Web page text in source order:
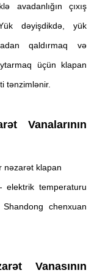
avadanlığın çıxış
dəyişdikdə, yük
qaldırmaq və
üçün klapan
tənzimlənir.
Vanalarının
nəzarət klapan
elektrik temperaturu
chenxuan
Vanasının